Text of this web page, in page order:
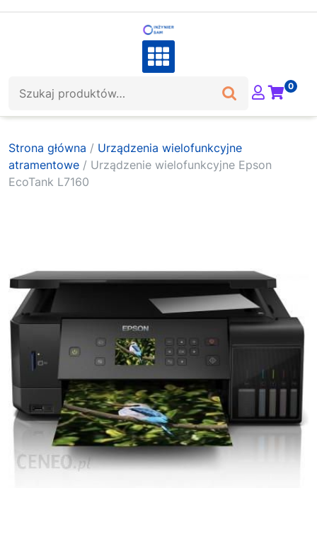
0
Strona główna / Urządzenia wielofunkcyjne
atramentowe / Urządzenie wielofunkcyjne Epson
EcoTank L7160